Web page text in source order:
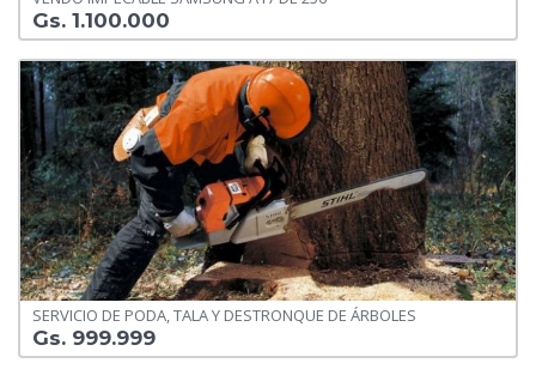
Gs. 1.100.000
SERVICIO DE PODA, TALA Y DESTRONQUE DE ÁRBOLES
Gs. 999.999